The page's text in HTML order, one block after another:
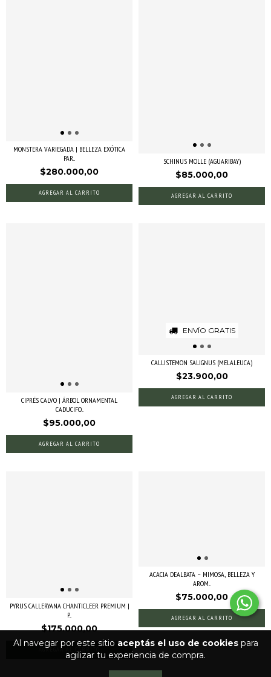
Al navegar por este sitio aceptás el uso de cookiespara
agilizar tu experiencia de compra.
MONSTERA VARIEGADA | BELLEZA EXÓTICA
PAR...
$280.000,00
SCHINUS MOLLE (AGUARIBAY)
$85.000,00
AGREGAR AL CARRITO
CIPRÉS CALVO | ÁRBOL ORNAMENTAL
CADUCIFO...
$95.000,00
AGREGAR AL CARRITO
ENVÍO GRATIS
CALLISTEMON SALIGNUS (MELALEUCA)
$23.900,00
AGREGAR AL CARRITO
PYRUS CALLERYANA CHANTICLEER PREMIUM |
P...
$175.000,00
AGREGAR AL CARRITO
ACACIA DEALBATA – MIMOSA, BELLEZA Y
AROM...
$75.000,00
AGREGAR AL CARRITO